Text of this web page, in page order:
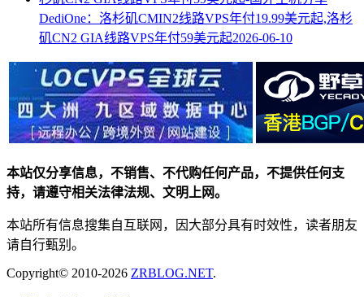
DediOne：洛杉矶CMIN2线路VPS年付19.99美元起,洛杉
矶CN2 GIA线路VPS年付59美元起2026-06-10
本站仅分享信息，不销售、不代购任何产品，不提供任何支
持，请遵守相关法律法规、文明上网。
本站所有信息搜集自互联网，因大部分具有时效性，读者朋友
请自行甄别。
Copyright© 2010-2026 ZRBLOG.NET.